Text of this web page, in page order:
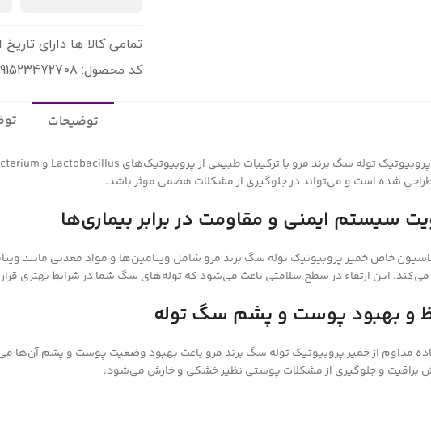
تمامی کالا ها دارای
کد محصول: 5391523472708
توضیحات
شده است و می‌تواند در جلوگیری از مشکلات هضمی موثر باشد.
سیستم ایمنی و مقاومت در برابر بیماری‌ها
این ارتقاء در سطح سلامتی باعث می‌شود که توله‌های سگ شما در شرایط بهتری قرار
و بهبود پوست و پشم سگ توله
براقیت و جلوگیری از مشکلات پوستی نظیر خشکی و خارش می‌شود.